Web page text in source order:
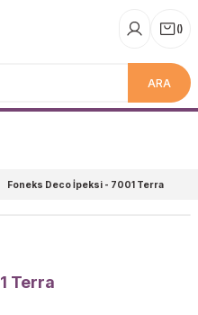
ARA
()
Foneks Deco İpeksi - 7001 Terra
Terra